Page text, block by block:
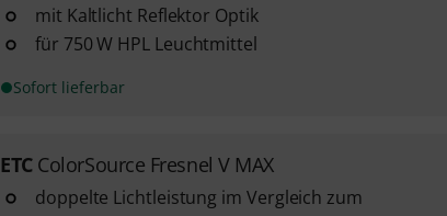
mit Kaltlicht Reflektor Optik
für 750 W HPL Leuchtmittel
Sofort lieferbar
ETC ColorSource Fresnel V MAX
doppelte Lichtleistung im Vergleich zum